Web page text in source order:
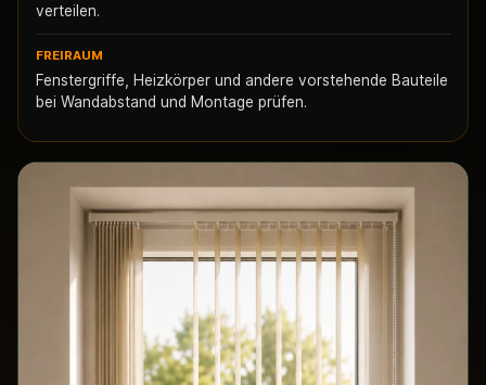
verteilen.
FREIRAUM
Fenstergriffe, Heizkörper und andere vorstehende Bauteile
bei Wandabstand und Montage prüfen.